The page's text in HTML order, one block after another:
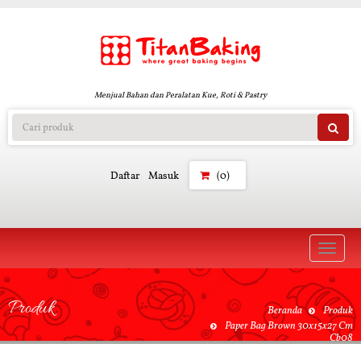
Menjual Bahan dan Peralatan Kue, Roti & Pastry
Daftar Masuk (0)
Toggle
Produk Beranda
Produk
Paper Bag Brown 30x15x27 Cm
Cb08